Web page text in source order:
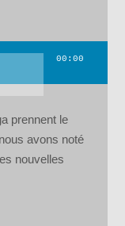
00:00
prennent le
avons noté
nouvelles